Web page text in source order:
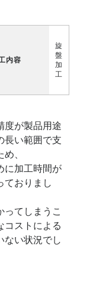
内容
旋
盤
加
工
度が製品用途
長い範囲で支
、
に加工時間が
ておりまし
ってしまうこ
コストによる
ない状況でし